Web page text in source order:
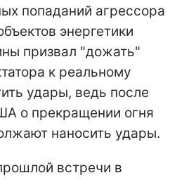
попаданий агрессора
энергетики
призвал "дожать"
к реальному
удары, ведь после
о прекращении огня
наносить удары.
встречи в